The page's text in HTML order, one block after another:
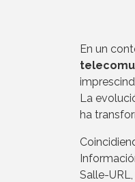
En un
La
ha
Salle-